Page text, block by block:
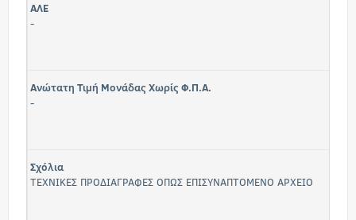
ΑΛΕ
-
Ανώτατη Τιμή Μονάδας Χωρίς Φ.Π.Α.
-
Σχόλια
ΤΕΧΝΙΚΕΣ ΠΡΟΔΙΑΓΡΑΦΕΣ ΟΠΩΣ ΕΠΙΣΥΝΑΠΤΟΜΕΝΟ ΑΡΧΕΙΟ